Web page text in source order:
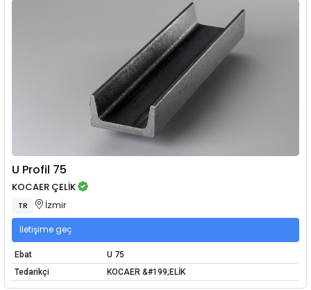
U Profil 75
KOCAER ÇELİK
TR İzmir
İletişime geç
Ebat
U 75
Tedarikçi
KOCAER &#199;ELİK